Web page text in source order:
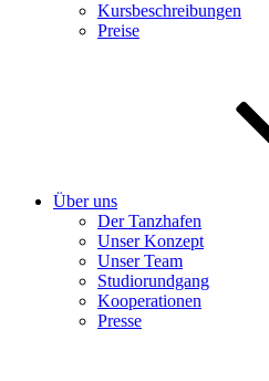
Kursbeschreibungen
Preise
Über uns
Der Tanzhafen
Unser Konzept
Unser Team
Studiorundgang
Kooperationen
Presse